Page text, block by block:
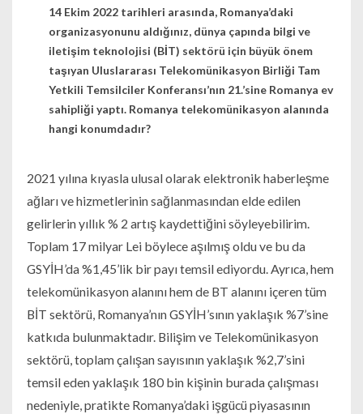
14 Ekim 2022 tarihleri ​​arasında, Romanya’daki
organizasyonunu aldığınız, dünya çapında bilgi ve
iletişim teknolojisi (BİT) sektörü için büyük önem
taşıyan Uluslararası Telekomünikasyon Birliği Tam
Yetkili Temsilciler Konferansı’nın 21.’sine Romanya ev
sahipliği yaptı. Romanya telekomünikasyon alanında
hangi konumdadır?
2021 yılına kıyasla ulusal olarak elektronik haberleşme
ağları ve hizmetlerinin sağlanmasından elde edilen
gelirlerin yıllık % 2 artış kaydettiğini söyleyebilirim.
Toplam 17 milyar Lei böylece aşılmış oldu ve bu da
GSYİH’da %1,45’lik bir payı temsil ediyordu. Ayrıca, hem
telekomünikasyon alanını hem de BT alanını içeren tüm
BİT sektörü, Romanya’nın GSYİH’sının yaklaşık %7’sine
katkıda bulunmaktadır. Bilişim ve Telekomünikasyon
sektörü, toplam çalışan sayısının yaklaşık %2,7’sini
temsil eden yaklaşık 180 bin kişinin burada çalışması
nedeniyle, pratikte Romanya’daki işgücü piyasasının